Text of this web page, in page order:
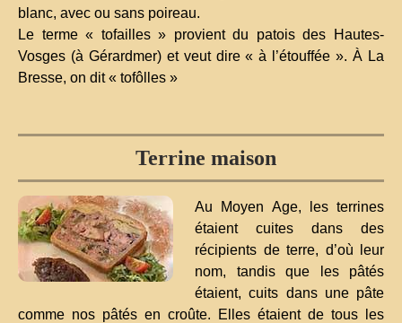
blanc, avec ou sans poireau.
Le terme « tofailles » provient du patois des Hautes-
Vosges (à Gérardmer) et veut dire « à l’étouffée ». À La
Bresse, on dit « tofôlles »
Terrine maison
Au Moyen Age, les terrines
étaient cuites dans des
récipients de terre, d’où leur
nom, tandis que les pâtés
étaient, cuits dans une pâte
comme nos pâtés en croûte. Elles étaient de tous les